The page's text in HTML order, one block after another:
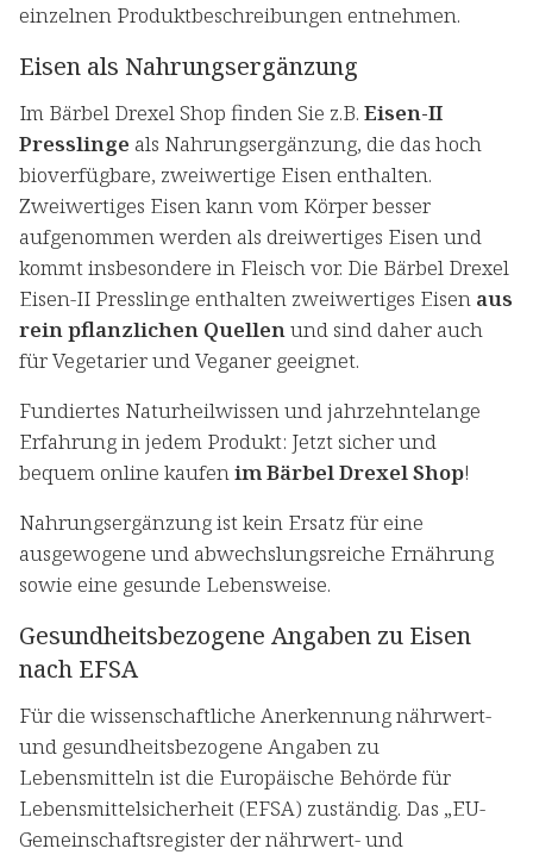
einzelnen Produktbeschreibungen entnehmen.
Eisen als Nahrungsergänzung
Im Bärbel Drexel Shop finden Sie z.B. Eisen-II
Presslinge als Nahrungsergänzung, die das hoch
bioverfügbare, zweiwertige Eisen enthalten.
Zweiwertiges Eisen kann vom Körper besser
aufgenommen werden als dreiwertiges Eisen und
kommt insbesondere in Fleisch vor. Die Bärbel Drexel
Eisen-II Presslinge enthalten zweiwertiges Eisen aus
rein pflanzlichen Quellenund sind daher auch
für Vegetarier und Veganer geeignet.
Fundiertes Naturheilwissen und jahrzehntelange
Erfahrung in jedem Produkt: Jetzt sicher und
bequem online kaufenim Bärbel Drexel Shop!
Nahrungsergänzung ist kein Ersatz für eine
ausgewogene und abwechslungsreiche Ernährung
sowie eine gesunde Lebensweise.
Gesundheitsbezogene Angaben zu Eisen
nach EFSA
Für die wissenschaftliche Anerkennung nährwert-
und gesundheitsbezogene Angaben zu
Lebensmitteln ist die Europäische Behörde für
Lebensmittelsicherheit (EFSA) zuständig. Das „EU-
Gemeinschaftsregister der nährwert- und